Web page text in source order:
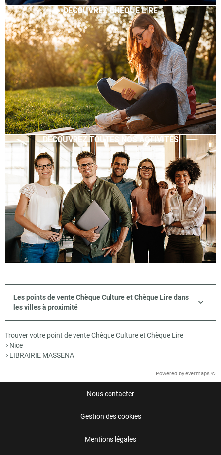
DÉCOUVREZ CHÈQUE LIRE
DÉCOUVREZ TOUTES NOS ACTIVITÉS
Les points de vente Chèque Culture et Chèque Lire dans
les villes à proximité
Trouver votre point de vente Chèque Culture et Chèque Lire
> Nice
> LIBRAIRIE MASSENA
Powered by evermaps ©
Nous contacter
Gestion des cookies
Mentions légales